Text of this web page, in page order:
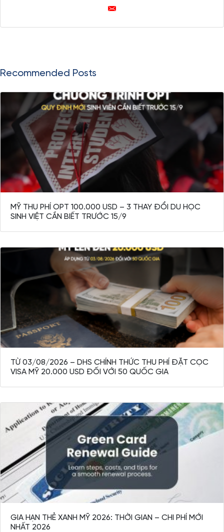
Recommended Posts
MỸ THU PHÍ OPT 100.000 USD – 3 THAY ĐỔI DU HỌC
SINH VIỆT CẦN BIẾT TRƯỚC 15/9
TỪ 03/08/2026 – DHS CHÍNH THỨC THU PHÍ ĐẶT CỌC
VISA MỸ 20.000 USD ĐỐI VỚI 50 QUỐC GIA
GIA HẠN THẺ XANH MỸ 2026: THỜI GIAN – CHI PHÍ MỚI
NHẤT 2026